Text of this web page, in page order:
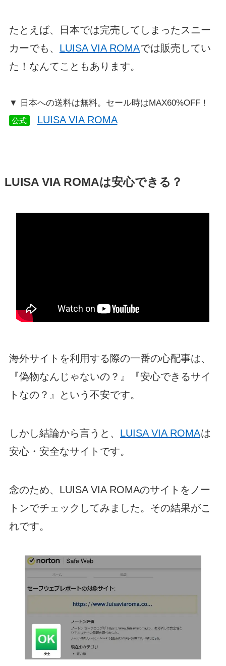
たとえば、日本では完売してしまったスニー
カーでも、 LUISA VIA ROMAでは販売してい
た！なんてこともあります。
▼ 日本への送料は無料。セール時はMAX60%OFF！
公式 LUISA VIA ROMA
LUISA VIA ROMAは安心できる？
海外サイトを利用する際の一番の心配事は、
『偽物なんじゃないの？』『安心できるサイ
トなの？』という不安です。
しかし結論から言うと、 LUISA VIA ROMAは
安心・安全なサイトです。
念のため、LUISA VIA ROMAのサイトをノー
トンでチェックしてみました。その結果がこ
れです。